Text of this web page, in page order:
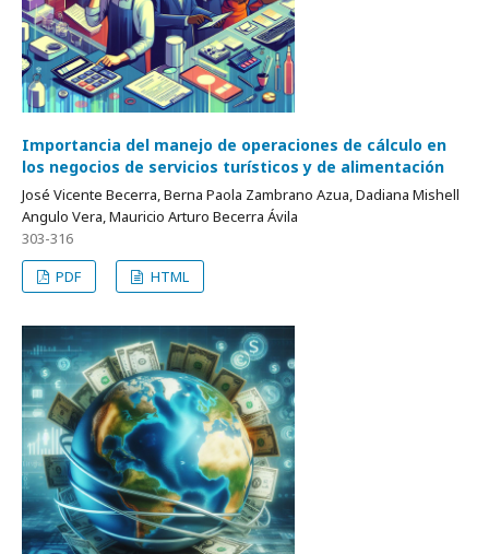
Importancia del manejo de operaciones de cálculo en
los negocios de servicios turísticos y de alimentación
José Vicente Becerra, Berna Paola Zambrano Azua, Dadiana Mishell
Angulo Vera, Mauricio Arturo Becerra Ávila
303-316
PDF
HTML